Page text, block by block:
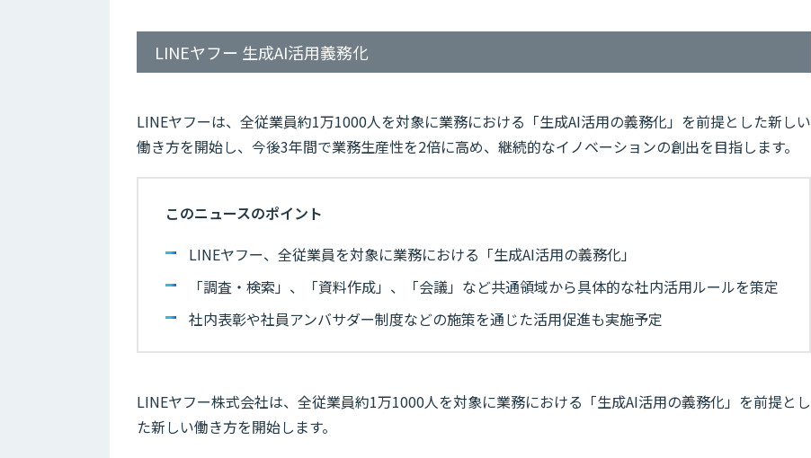
LINEヤフー 生成AI活用義務化
LINEヤフーは、全従業員約1万1000人を対象に業務における「生成AI活用の義務化」を前提とした新しい
働き方を開始し、今後3年間で業務生産性を2倍に高め、継続的なイノベーションの創出を目指します。
このニュースのポイント
LINEヤフー、全従業員を対象に業務における「生成AI活用の義務化」
「調査・検索」、「資料作成」、「会議」など共通領域から具体的な社内活用ルールを策定
社内表彰や社員アンバサダー制度などの施策を通じた活用促進も実施予定
LINEヤフー株式会社は、全従業員約1万1000人を対象に業務における「生成AI活用の義務化」を前提とし
た新しい働き方を開始します。